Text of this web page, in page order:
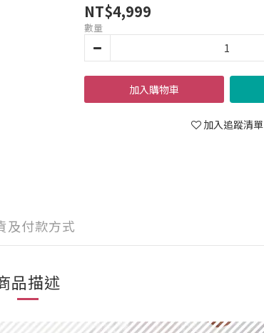
NT$4,999
數量
加入購物車
加入追蹤清單
及付款方式
品描述